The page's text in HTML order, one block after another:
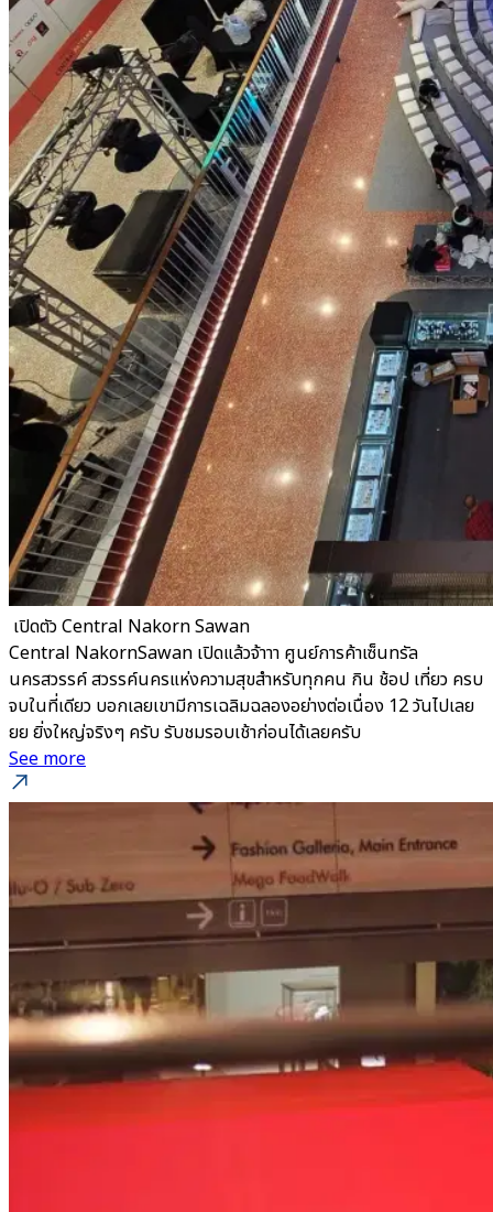
​ เปิดตัว Central Nakorn Sawan
Central NakornSawan เปิดแล้วจ้าาา ศูนย์การค้าเซ็นทรัล
นครสวรรค์ สวรรค์นครแห่งความสุขสำหรับทุกคน กิน ช้อป เที่ยว ครบ
จบในที่เดียว บอกเลยเขามีการเฉลิมฉลองอย่างต่อเนื่อง 12 วันไปเลย
ยย ยิ่งใหญ่จริงๆ ครับ รับชมรอบเช้าก่อนได้เลยครับ
See more